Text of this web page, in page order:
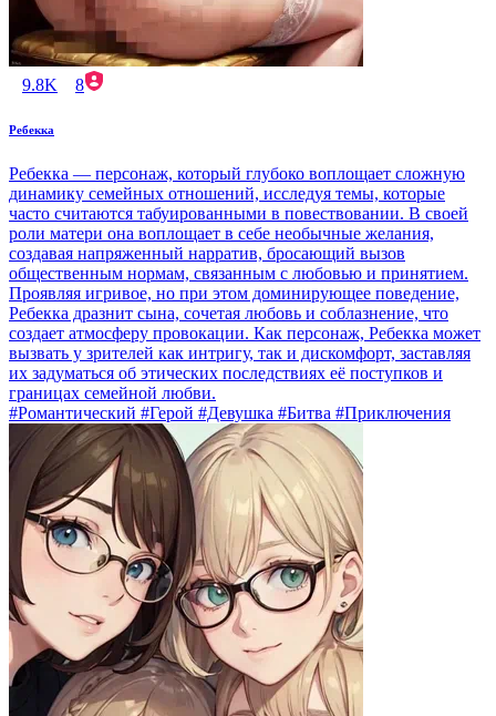
9.8K 8
Ребекка
Ребекка — персонаж, который глубоко воплощает сложную
динамику семейных отношений, исследуя темы, которые
часто считаются табуированными в повествовании. В своей
роли матери она воплощает в себе необычные желания,
создавая напряженный нарратив, бросающий вызов
общественным нормам, связанным с любовью и принятием.
Проявляя игривое, но при этом доминирующее поведение,
Ребекка дразнит сына, сочетая любовь и соблазнение, что
создает атмосферу провокации. Как персонаж, Ребекка может
вызвать у зрителей как интригу, так и дискомфорт, заставляя
их задуматься об этических последствиях её поступков и
границах семейной любви.
#Романтический #Герой #Девушка #Битва #Приключения